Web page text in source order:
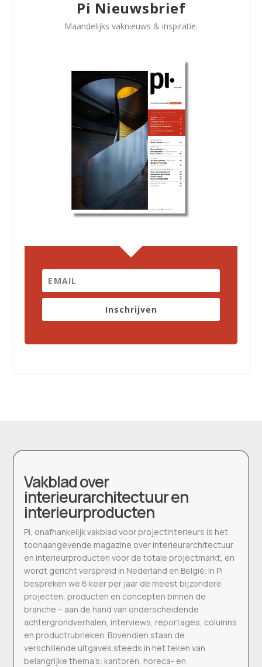
Pi Nieuwsbrief
Maandelijks vaknieuws & inspiratie.
Inschrijven
Vakblad over
interieurarchitectuur en
interieurproducten
Pi, onafhankelijk vakblad voor projectinterieurs is het
toonaangevende magazine over interieurarchitectuur
en interieurproducten voor de totale projectmarkt, en
wordt gericht verspreid in Nederland en België. In Pi
bespreken we 6 keer per jaar de meest bijzondere
projecten, producten en concepten binnen de
branche – aan de hand van onderscheidende
achtergrondverhalen, interviews, reportages, columns
en productrubrieken. Bovendien staan de
verschillende uitgaves steeds in het teken van
belangrijke thema’s: kantoren, horeca- en